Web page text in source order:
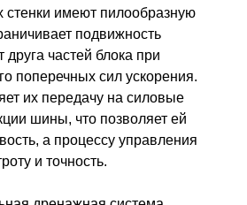
стенки имеют пилообразную
подвижность
друга частей блока при
поперечных сил ускорения.
их передачу на силовые
шины, что позволяет ей
а процессу управления
и точность.